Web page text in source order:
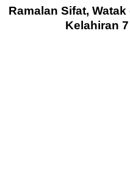
Ramalan Sifat,
Kelahiran